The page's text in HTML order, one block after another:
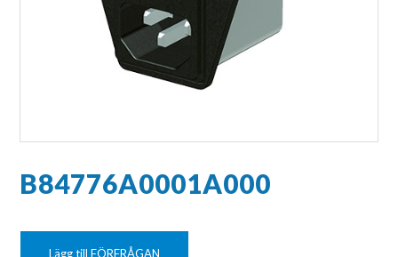
B84776A0001A000
Lägg till FÖRFRÅGAN